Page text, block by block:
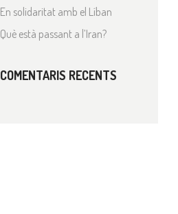
En solidaritat amb el Líban
Què està passant a l’Iran?
COMENTARIS RECENTS